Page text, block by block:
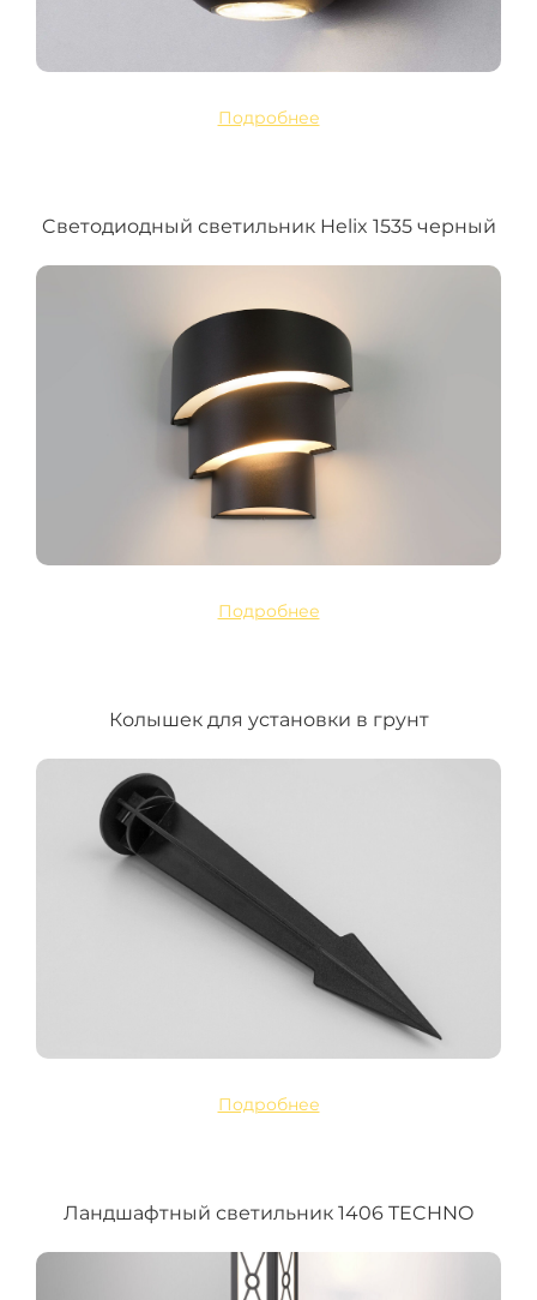
Подробнее
Cветодиодный светильник Helix 1535 черный
Подробнее
Колышек для установки в грунт
Подробнее
Ландшафтный светильник 1406 TECHNO